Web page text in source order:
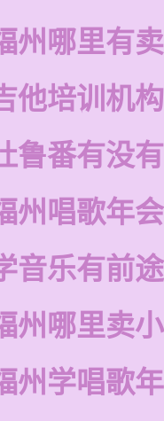
州哪里有
他培训机
鲁番有没
州唱歌年
音乐有前
州哪里卖
州学唱歌